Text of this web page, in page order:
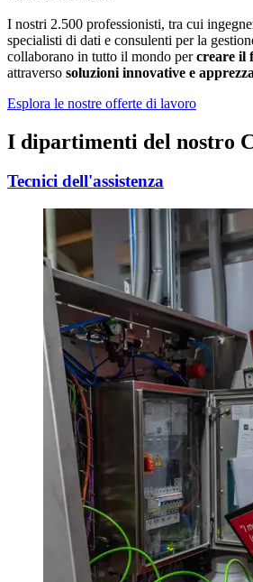
I nostri 2.500 professionisti, tra cui
specialisti di dati e consulenti per la
collaborano in tutto il mondo percreare il
attraverso soluzioni innovative e
Esplora le nostre offerte di lavoro
I dipartimenti del nostro
Tecnici dell'assistenza